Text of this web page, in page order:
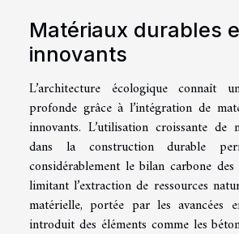
Matériaux durables
innovants
L’architecture écologique connaît
profonde grâce à l’intégration de
innovants. L’utilisation croissante de
dans la construction durable
considérablement le bilan carbone
limitant l’extraction de ressources
matérielle, portée par les avancées
introduit des éléments comme les